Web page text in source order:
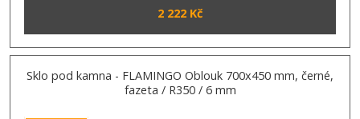
2 222 Kč
Sklo pod kamna - FLAMINGO Oblouk 700x450 mm, černé,
fazeta / R350 / 6 mm